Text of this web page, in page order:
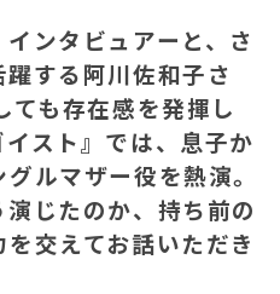
ンタビュアーと、さ
する阿川佐和子さ
も存在感を発揮し
スト』では、息子か
ルマザー役を熱演。
じたのか、持ち前の
交えてお話いただき